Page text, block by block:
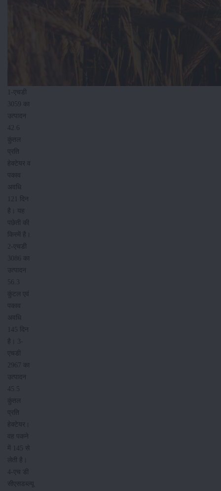
1-एचडी
3059 का
उत्पादन
42.6
कुंतल
प्रति
हेक्टेयर व
पकाव
अवधि
121 दिन
है। यह
पछेती की
किस्में है।
2-एचडी
3086 का
उत्पादन
56.3
कुंटल एवं
पकाव
अवधि
145 दिन
है। 3-
एचडी
2967 का
उत्पादन
45.5
कुंतल
प्रति
हेक्टेयर।
वह पकने
में 145 से
लेती है।
4-एच डी
सीएसडब्ल्यू